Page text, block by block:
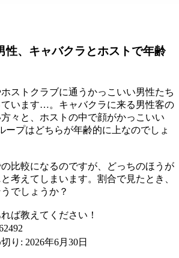
性、キャバクラとホストで年齢
ストクラブに通うかっこいい男性たち
います…。キャバクラに来る男性客の
々と、ホストの中で顔がかっこいい
ープはどちらが年齢的に上なのでしょ
比較になるのですが、どっちのほうが
考えてしまいます。割合で見たとき、
でしょうか？
ば教えてください！
り: 2026年6月30日